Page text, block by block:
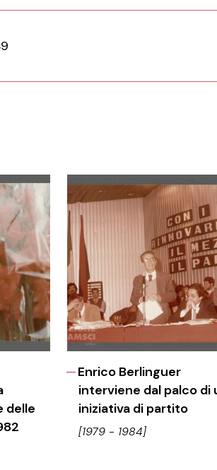
delle
Enrico Berlinguer
interviene dal palco di
iniziativa di partito
[1979 - 1984]